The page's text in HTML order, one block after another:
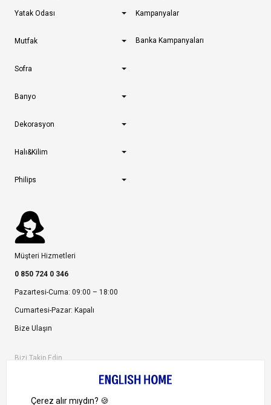
Yatak Odası
Mutfak
Sofra
Banyo
Dekorasyon
Halı&Kilim
Philips
Kampanyalar
Banka Kampanyaları
Müşteri Hizmetleri
0 850 724 0 346
Pazartesi-Cuma: 09:00 – 18:00
Cumartesi-Pazar: Kapalı
Bize Ulaşın
Bizi Takip Edin